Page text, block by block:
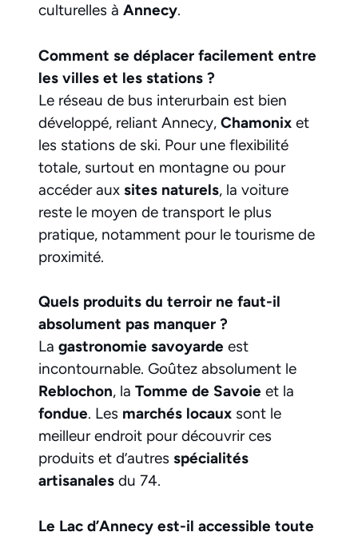
culturelles à Annecy.
Comment se déplacer facilement entre
les villes et les stations ?
Le réseau de bus interurbain est bien
développé, reliant Annecy, Chamonix et
les stations de ski. Pour une flexibilité
totale, surtout en montagne ou pour
accéder aux sites naturels, la voiture
reste le moyen de transport le plus
pratique, notamment pour le tourisme de
proximité.
Quels produits du terroir ne faut-il
absolument pas manquer ?
La gastronomie savoyarde est
incontournable. Goûtez absolument le
Reblochon, la Tomme de Savoie et la
fondue. Les marchés locaux sont le
meilleur endroit pour découvrir ces
produits et d’autres spécialités
artisanales du 74.
Le Lac d’Annecy est-il accessible toute